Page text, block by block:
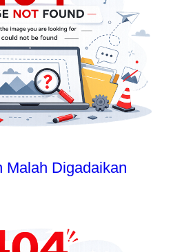
Malah Digadaikan